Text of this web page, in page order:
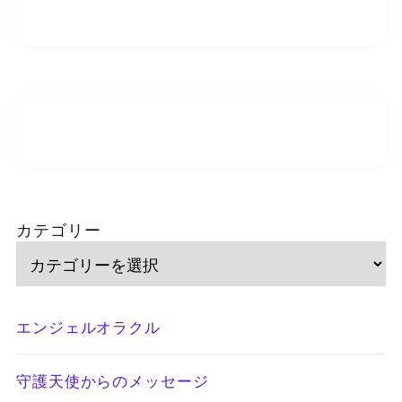
カテゴリー
エンジェルオラクル
守護天使からのメッセージ